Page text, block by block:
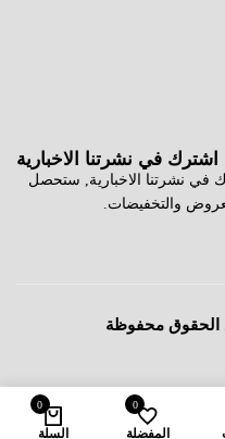
اشترك في نشرتنا الاخبارية
في نشرتنا الاخبارية, ستحصل
والتخفيضات.
0
المفضلة
0
السلة